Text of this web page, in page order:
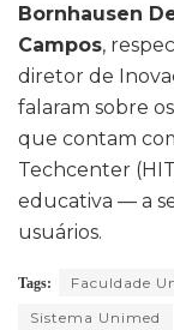
Bornhausen
Campos,
diretor de
falaram sobre
que contam
Techcenter
educativa — a
usuários.
Tags: Faculdade
Sistema Unimed